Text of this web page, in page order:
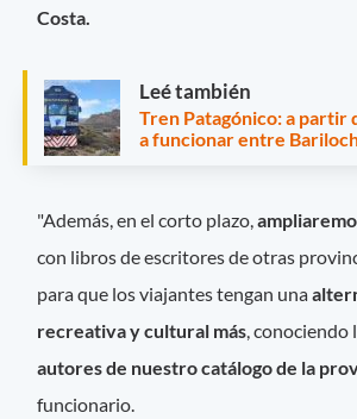
Costa.
Leé también
Tren Patagónico: a partir
a funcionar entre
"Además, en el corto plazo,
con libros de escritores de otras
para que los viajantes tengan una
recreativa y cultural más ,
autores de nuestro catálogo de la
funcionario.